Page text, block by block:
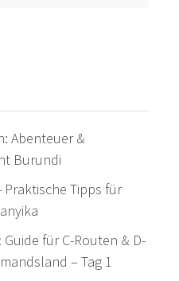
Abenteuer &
Burundi
Praktische Tipps für
für C-Routen & D-
– Tag 1